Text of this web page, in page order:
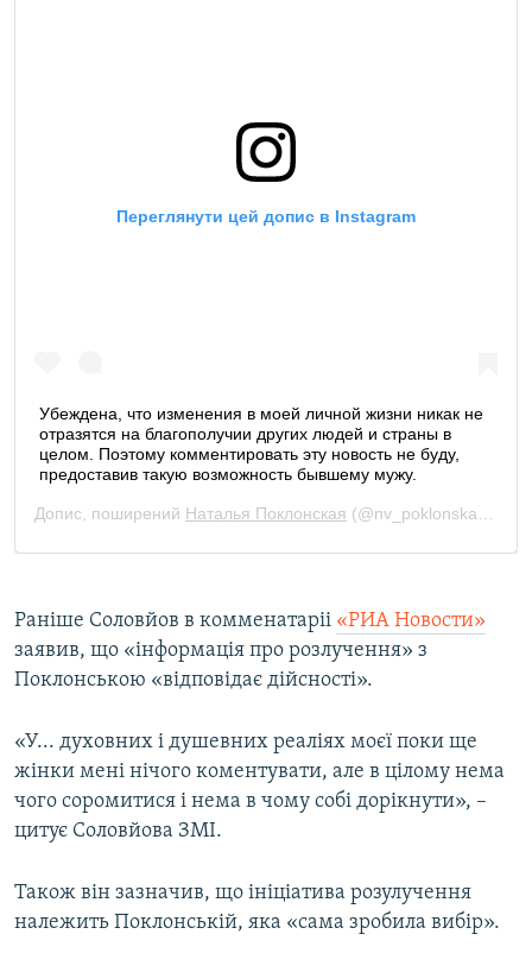
Раніше Соловйов в комменатаріі «РИА Новости»
заявив, що «інформація про розлучення» з
Поклонською «відповідає дійсності».
«У... духовних і душевних реаліях моєї поки ще
жінки мені нічого коментувати, але в цілому нема
чого соромитися і нема в чому собі дорікнути», –
цитує Соловйова ЗМІ.
Також він зазначив, що ініціатива розулучення
належить Поклонській, яка «сама зробила вибір».